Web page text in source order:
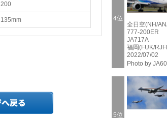
200
135mm
4位
全日空(NH/
777-200ER
JA717A
福岡(FUK/
2022/07/02
Photo by
5位